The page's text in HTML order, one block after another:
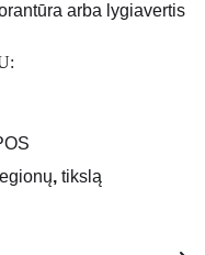
arba lygiavertis
, tikslą